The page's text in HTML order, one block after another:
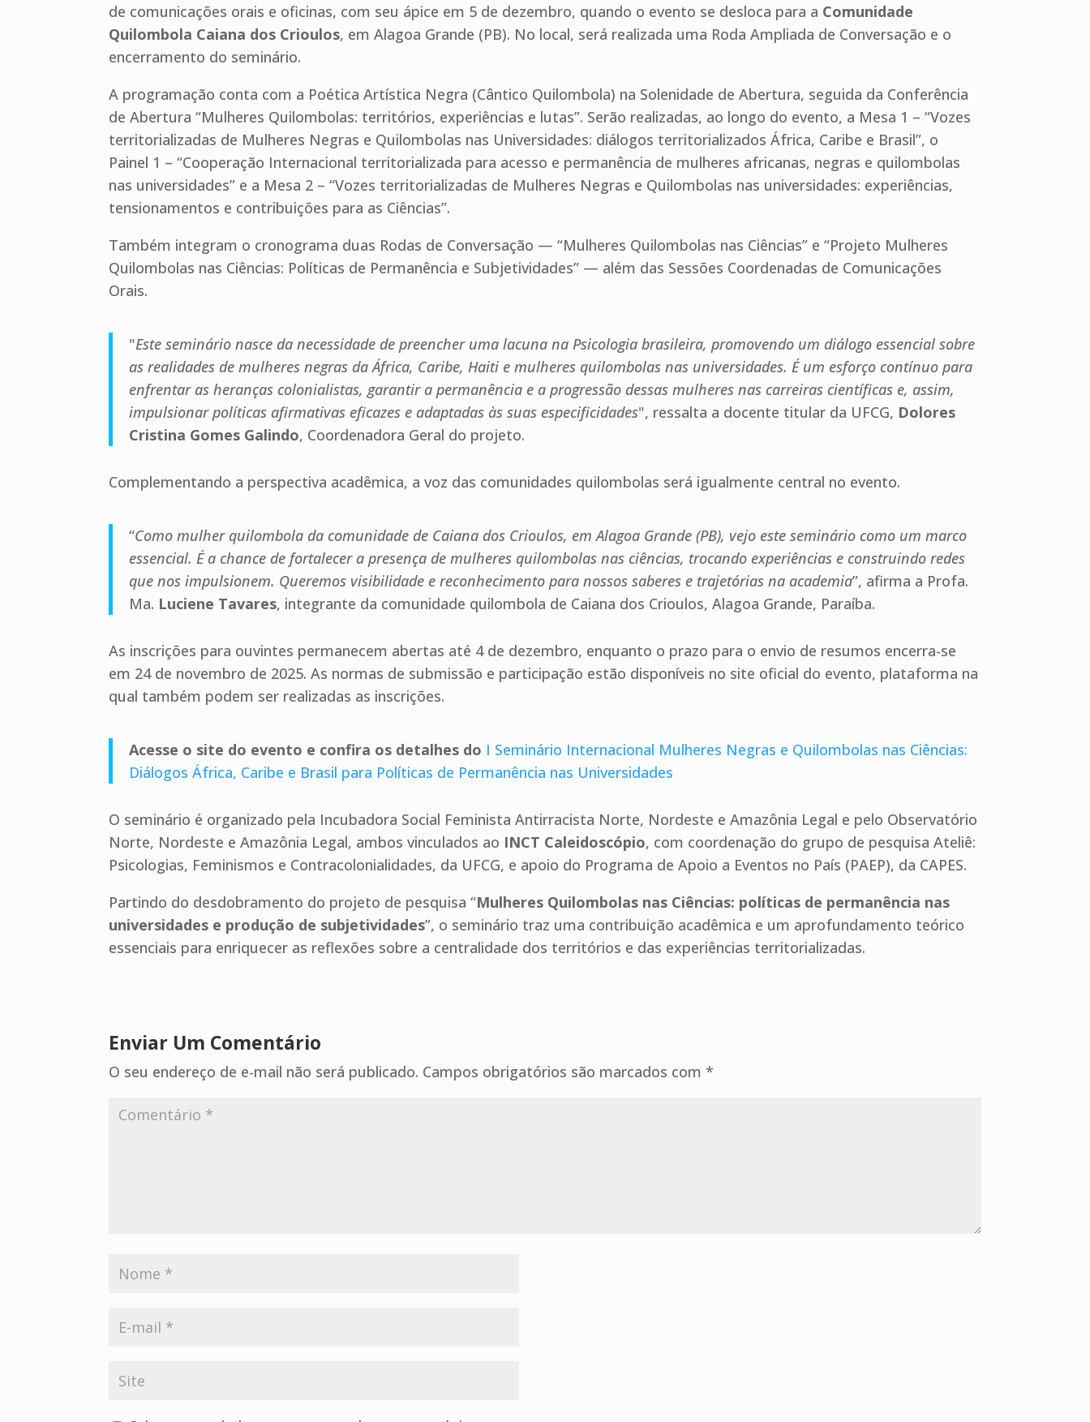
de comunicações orais e oficinas, com seu ápice em 5 de dezembro, quando o evento se desloca para a Comunidade
Quilombola Caiana dos Crioulos, em Alagoa Grande (PB). No local, será realizada uma Roda Ampliada de Conversação e o
encerramento do seminário.
A programação conta com a Poética Artística Negra (Cântico Quilombola) na Solenidade de Abertura, seguida da Conferência
de Abertura “Mulheres Quilombolas: territórios, experiências e lutas”. Serão realizadas, ao longo do evento, a Mesa 1 – “Vozes
territorializadas de Mulheres Negras e Quilombolas nas Universidades: diálogos territorializados África, Caribe e Brasil”, o
Painel 1 – “Cooperação Internacional territorializada para acesso e permanência de mulheres africanas, negras e quilombolas
nas universidades” e a Mesa 2 – “Vozes territorializadas de Mulheres Negras e Quilombolas nas universidades: experiências,
tensionamentos e contribuições para as Ciências”.
Também integram o cronograma duas Rodas de Conversação — “Mulheres Quilombolas nas Ciências” e “Projeto Mulheres
Quilombolas nas Ciências: Políticas de Permanência e Subjetividades” — além das Sessões Coordenadas de Comunicações
Orais.
"Este seminário nasce da necessidade de preencher uma lacuna na Psicologia brasileira, promovendo um diálogo essencial sobre
as realidades de mulheres negras da África, Caribe, Haiti e mulheres quilombolas nas universidades. É um esforço contínuo para
enfrentar as heranças colonialistas, garantir a permanência e a progressão dessas mulheres nas carreiras científicas e, assim,
impulsionar políticas afirmativas eficazes e adaptadas às suas especificidades", ressalta a docente titular da UFCG, Dolores
Cristina Gomes Galindo, Coordenadora Geral do projeto.
Complementando a perspectiva acadêmica, a voz das comunidades quilombolas será igualmente central no evento.
“Como mulher quilombola da comunidade de Caiana dos Crioulos, em Alagoa Grande (PB), vejo este seminário como um marco
essencial. É a chance de fortalecer a presença de mulheres quilombolas nas ciências, trocando experiências e construindo redes
que nos impulsionem. Queremos visibilidade e reconhecimento para nossos saberes e trajetórias na academia”, afirma a Profa.
Ma. Luciene Tavares, integrante da comunidade quilombola de Caiana dos Crioulos, Alagoa Grande, Paraíba.
As inscrições para ouvintes permanecem abertas até 4 de dezembro, enquanto o prazo para o envio de resumos encerra-se
em 24 de novembro de 2025. As normas de submissão e participação estão disponíveis no site oficial do evento, plataforma na
qual também podem ser realizadas as inscrições.
Acesse o site do evento e confira os detalhes do I Seminário Internacional Mulheres Negras e Quilombolas nas Ciências:
Diálogos África, Caribe e Brasil para Políticas de Permanência nas Universidades
O seminário é organizado pela Incubadora Social Feminista Antirracista Norte, Nordeste e Amazônia Legal e pelo Observatório
Norte, Nordeste e Amazônia Legal, ambos vinculados ao INCT Caleidoscópio, com coordenação do grupo de pesquisa Ateliê:
Psicologias, Feminismos e Contracolonialidades, da UFCG, e apoio do Programa de Apoio a Eventos no País (PAEP), da CAPES.
Partindo do desdobramento do projeto de pesquisa “Mulheres Quilombolas nas Ciências: políticas de permanência nas
universidades e produção de subjetividades”, o seminário traz uma contribuição acadêmica e um aprofundamento teórico
essenciais para enriquecer as reflexões sobre a centralidade dos territórios e das experiências territorializadas.
Enviar Um Comentário
O seu endereço de e-mail não será publicado. Campos obrigatórios são marcados com*